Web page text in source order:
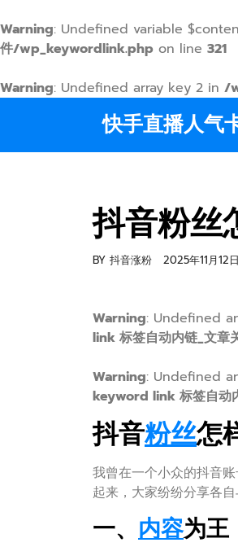
Warning: Undefined variable
件/wp_keywordlink.php on line 321
Warning: Undefined array key 2 in /
快手直播人气
抖音粉丝
BY 抖音涨粉 2025年11月12日
Warning: Undefined
link 标签自动内链_文
Warning: Undefined
keyword link 标签自动
抖音粉丝怎
我曾在一个小众的抖音
起来，大家纷纷分享各
一、 内容为王